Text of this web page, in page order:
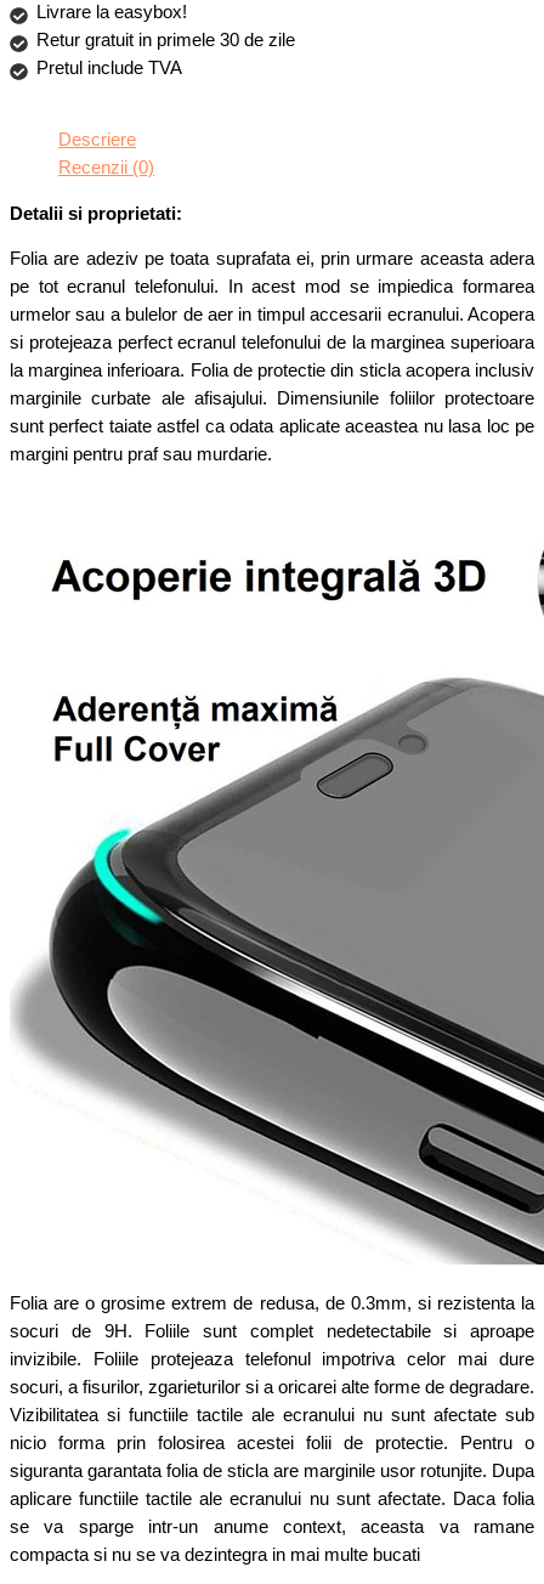
Livrare la easybox!
Retur gratuit in primele 30 de zile
Pretul include TVA
Descriere
Recenzii (0)
Detalii si proprietati:
Folia are adeziv pe toata suprafata ei, prin urmare aceasta adera
pe tot ecranul telefonului. In acest mod se impiedica formarea
urmelor sau a bulelor de aer in timpul accesarii ecranului. Acopera
si protejeaza perfect ecranul telefonului de la marginea superioara
la marginea inferioara. Folia de protectie din sticla acopera inclusiv
marginile curbate ale afisajului. Dimensiunile foliilor protectoare
sunt perfect taiate astfel ca odata aplicate aceastea nu lasa loc pe
margini pentru praf sau murdarie.
Folia are o grosime extrem de redusa, de 0.3mm, si rezistenta la
socuri de 9H. Foliile sunt complet nedetectabile si aproape
invizibile. Foliile protejeaza telefonul impotriva celor mai dure
socuri, a fisurilor, zgarieturilor si a oricarei alte forme de degradare.
Vizibilitatea si functiile tactile ale ecranului nu sunt afectate sub
nicio forma prin folosirea acestei folii de protectie. Pentru o
siguranta garantata folia de sticla are marginile usor rotunjite. Dupa
aplicare functiile tactile ale ecranului nu sunt afectate. Daca folia
se va sparge intr-un anume context, aceasta va ramane
compacta si nu se va dezintegra in mai multe bucati